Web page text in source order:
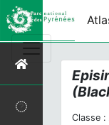
Classe :